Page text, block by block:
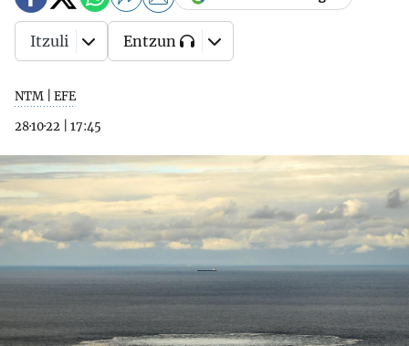
NTM | EFE
28·10·22
17:45
Itzuli Entzun